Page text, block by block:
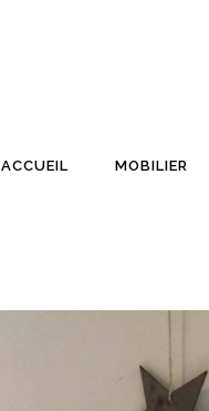
ACCUEIL MOBILIER